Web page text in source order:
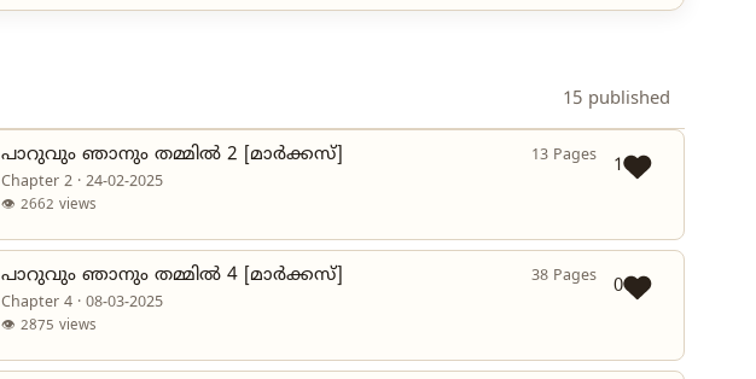
15 published
പാറുവും ഞാനും തമ്മിൽ 2 [മാർക്കസ്]
13 Pages
Chapter 2 · 24-02-2025
👁 2662 views
1
പാറുവും ഞാനും തമ്മിൽ 4 [മാർക്കസ്]
38 Pages
Chapter 4 · 08-03-2025
👁 2875 views
0